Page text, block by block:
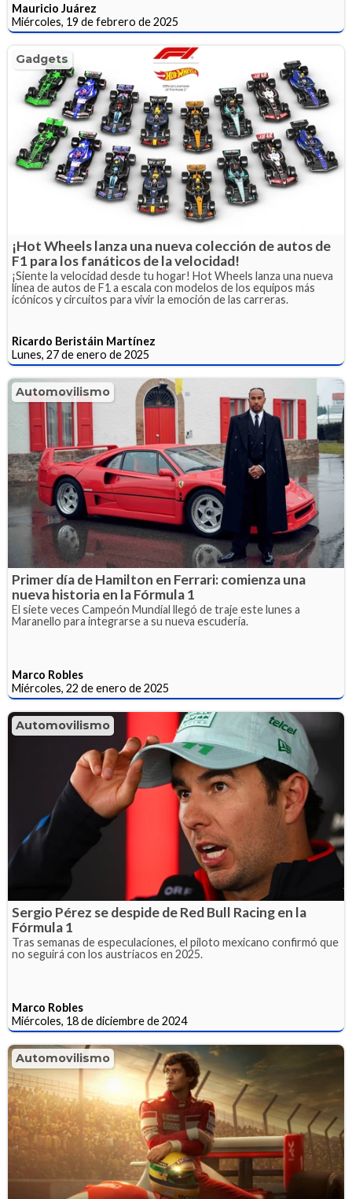
Mauricio Juárez
Miércoles, 19 de febrero de 2025
Gadgets
¡Hot Wheels lanza una nueva colección de autos de
F1 para los fanáticos de la velocidad!
¡Siente la velocidad desde tu hogar! Hot Wheels lanza una nueva
línea de autos de F1 a escala con modelos de los equipos más
icónicos y circuitos para vivir la emoción de las carreras.
Ricardo Beristáin Martínez
Lunes, 27 de enero de 2025
Automovilismo
Primer día de Hamilton en Ferrari: comienza una
nueva historia en la Fórmula 1
El siete veces Campeón Mundial llegó de traje este lunes a
Maranello para integrarse a su nueva escudería.
Marco Robles
Miércoles, 22 de enero de 2025
Automovilismo
Sergio Pérez se despide de Red Bull Racing en la
Fórmula 1
Tras semanas de especulaciones, el piloto mexicano confirmó que
no seguirá con los austriacos en 2025.
Marco Robles
Miércoles, 18 de diciembre de 2024
Automovilismo